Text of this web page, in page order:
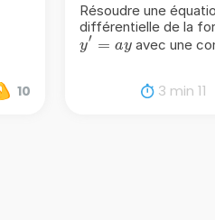
10
Résoudre une
différentielle de la
y'=ay
y′ = ay avec une
3 min 11